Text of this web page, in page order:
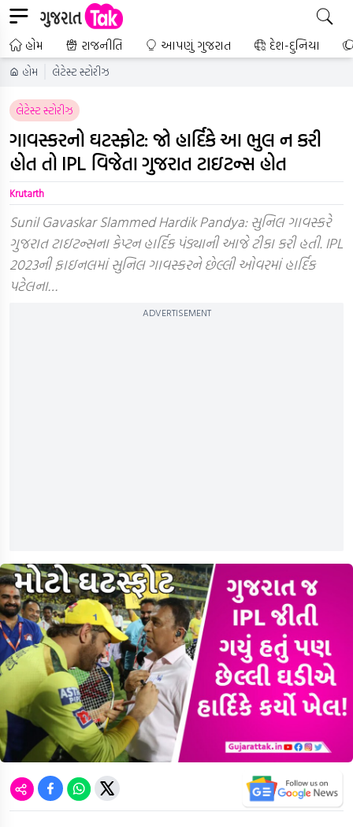
હોમ રાજનીતિ આપણું ગુજરાત દેશ-દુનિયા
હોમ લેટેસ્ટ સ્ટોરીઝ
લેટેસ્ટ સ્ટોરીઝ
ગાવસ્કરનો ઘટસ્ફોટ: જો હાર્દિકે આ ભુલ ન કરી
હોત તો IPL વિજેતા ગુજરાત ટાઇટન્સ હોત
Krutarth
Sunil Gavaskar Slammed Hardik Pandya: સુનિલ ગાવસ્કરે
ગુજરાત ટાઇટન્સના કેપ્ટન હાર્દિક પંડ્યાની આજે ટીકા કરી હતી. IPL
2023ની ફાઇનલમાં સુનિલ ગાવસ્કરને છેલ્લી ઓવરમાં હાર્દિક
પટેલના…
ADVERTISEMENT